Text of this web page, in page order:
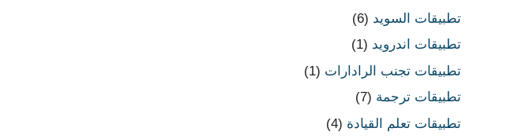
تطبيقات السويد (6)
تطبيقات اندرويد (1)
تطبيقات تجنب الرادارات (1)
تطبيقات ترجمة (7)
تطبيقات تعلم القيادة (4)